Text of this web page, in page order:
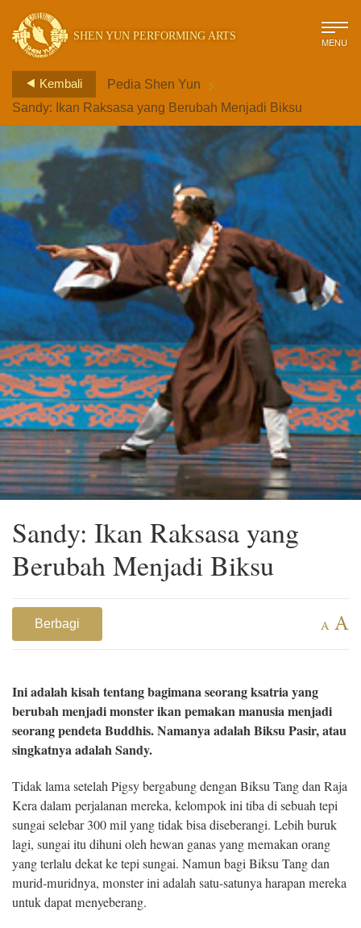
SHEN YUN PERFORMING ARTS MENU
Kembali Pedia Shen Yun >
Sandy: Ikan Raksasa yang Berubah Menjadi Biksu
Sandy: Ikan Raksasa yang
Berubah Menjadi Biksu
Berbagi A A
Ini adalah kisah tentang bagimana seorang ksatria yang
berubah menjadi monster ikan pemakan manusia menjadi
seorang pendeta Buddhis. Namanya adalah Biksu Pasir, atau
singkatnya adalah Sandy.
Tidak lama setelah Pigsy bergabung dengan Biksu Tang dan Raja
Kera dalam perjalanan mereka, kelompok ini tiba di sebuah tepi
sungai selebar 300 mil yang tidak bisa diseberangi. Lebih buruk
lagi, sungai itu dihuni oleh hewan ganas yang memakan orang
yang terlalu dekat ke tepi sungai. Namun bagi Biksu Tang dan
murid-muridnya, monster ini adalah satu-satunya harapan mereka
untuk dapat menyeberang.